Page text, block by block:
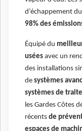
d’échappement
98% des
Équipé du
usées avec un
des installations
de systèmes
systèmes de
les Gardes Côtes
récents de
espaces de